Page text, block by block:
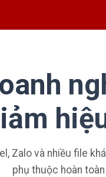
Zalo và nhiều file
phụ thuộc hoàn